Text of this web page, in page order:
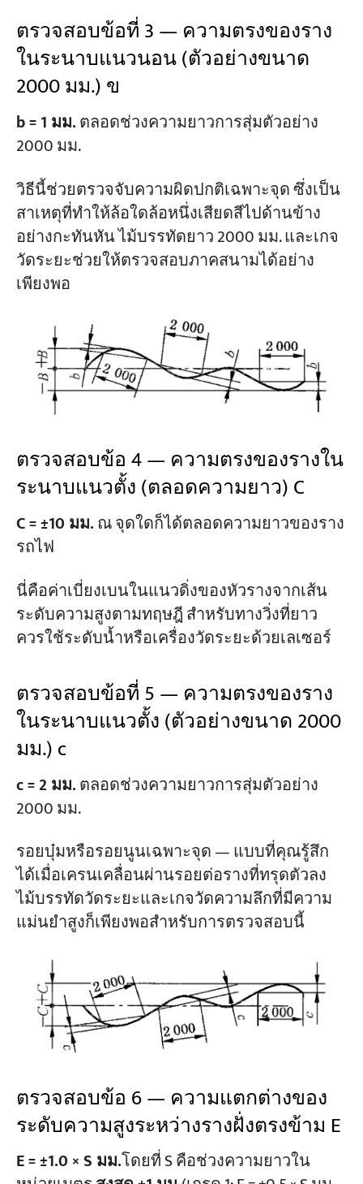
ตรวจสอบข้อที่ 3 — ความตรงของราง
ในระนาบแนวนอน (ตัวอย่างขนาด
2000 มม.) ข
b = 1 มม.ตลอดช่วงความยาวการสุ่มตัวอย่าง
2000 มม.
วิธีนี้ช่วยตรวจจับความผิดปกติเฉพาะจุด ซึ่งเป็น
สาเหตุที่ทำให้ล้อใดล้อหนึ่งเสียดสีไปด้านข้าง
อย่างกะทันหัน ไม้บรรทัดยาว 2000 มม. และเกจ
วัดระยะช่วยให้ตรวจสอบภาคสนามได้อย่าง
เพียงพอ
ตรวจสอบข้อ 4 — ความตรงของรางใน
ระนาบแนวตั้ง (ตลอดความยาว) C
C = ±10 มม.ณ จุดใดก็ได้ตลอดความยาวของราง
รถไฟ
นี่คือค่าเบี่ยงเบนในแนวดิ่งของหัวรางจากเส้น
ระดับความสูงตามทฤษฎี สำหรับทางวิ่งที่ยาว
ควรใช้ระดับน้ำหรือเครื่องวัดระยะด้วยเลเซอร์
ตรวจสอบข้อที่ 5 — ความตรงของราง
ในระนาบแนวตั้ง (ตัวอย่างขนาด 2000
มม.) c
c = 2 มม.ตลอดช่วงความยาวการสุ่มตัวอย่าง
2000 มม.
รอยบุ๋มหรือรอยนูนเฉพาะจุด — แบบที่คุณรู้สึก
ได้เมื่อเครนเคลื่อนผ่านรอยต่อรางที่ทรุดตัวลง
ไม้บรรทัดวัดระยะและเกจวัดความลึกที่มีความ
แม่นยำสูงก็เพียงพอสำหรับการตรวจสอบนี้
ตรวจสอบข้อ 6 — ความแตกต่างของ
ระดับความสูงระหว่างรางฝั่งตรงข้าม E
E = ±1.0 × S มม.โดยที่ S คือช่วงความยาวใน